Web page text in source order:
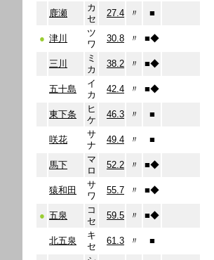
鹿瀬
カ
セ
27.4 〃 ■
● 津川
ツ
ワ
30.8 〃 ■◆
三川
ミ
カ
38.2 〃 ■◆
五十島
イ
カ
42.4 〃 ■◆
東下条
ヒ
ケ
46.3 〃 ■
咲花
サ
ナ
49.4 〃 ■
馬下
マ
ロ
52.2 〃 ■◆
猿和田
サ
ワ
55.7 〃 ■◆
● 五泉
コ
セ
59.5 〃 ■◆
北五泉
キ
セ
61.3 〃
■